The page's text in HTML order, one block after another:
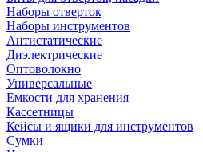
Наборы отверток
Наборы инструментов
Антистатические
Диэлектрические
Оптоволокно
Универсальные
Емкости для хранения
Кассетницы
Кейсы и ящики для инструментов
Сумки